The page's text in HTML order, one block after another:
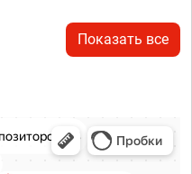
Показать все